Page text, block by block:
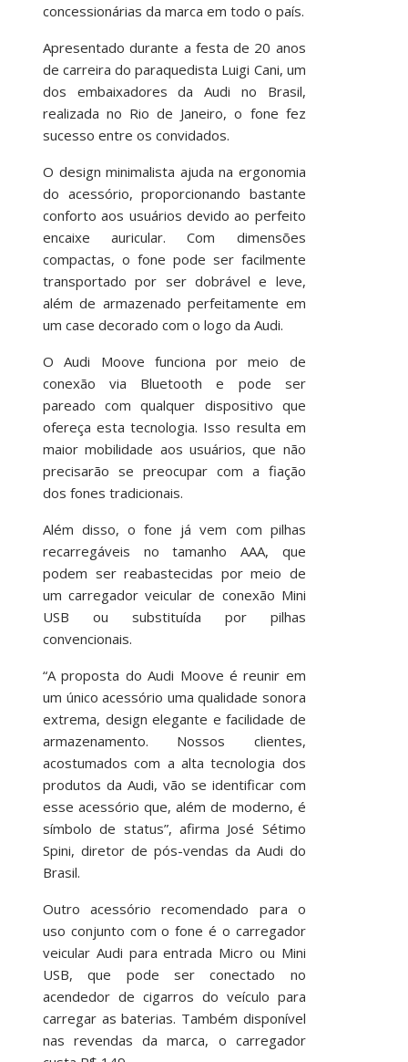
concessionárias da marca em todo o país.
Apresentado durante a festa de 20 anos
de carreira do paraquedista Luigi Cani, um
dos embaixadores da Audi no Brasil,
realizada no Rio de Janeiro, o fone fez
sucesso entre os convidados.
O design minimalista ajuda na ergonomia
do acessório, proporcionando bastante
conforto aos usuários devido ao perfeito
encaixe auricular. Com dimensões
compactas, o fone pode ser facilmente
transportado por ser dobrável e leve,
além de armazenado perfeitamente em
um case decorado com o logo da Audi.
O Audi Moove funciona por meio de
conexão via Bluetooth e pode ser
pareado com qualquer dispositivo que
ofereça esta tecnologia. Isso resulta em
maior mobilidade aos usuários, que não
precisarão se preocupar com a fiação
dos fones tradicionais.
Além disso, o fone já vem com pilhas
recarregáveis no tamanho AAA, que
podem ser reabastecidas por meio de
um carregador veicular de conexão Mini
USB ou substituída por pilhas
convencionais.
“A proposta do Audi Moove é reunir em
um único acessório uma qualidade sonora
extrema, design elegante e facilidade de
armazenamento. Nossos clientes,
acostumados com a alta tecnologia dos
produtos da Audi, vão se identificar com
esse acessório que, além de moderno, é
símbolo de status”, afirma José Sétimo
Spini, diretor de pós-vendas da Audi do
Brasil.
Outro acessório recomendado para o
uso conjunto com o fone é o carregador
veicular Audi para entrada Micro ou Mini
USB, que pode ser conectado no
acendedor de cigarros do veículo para
carregar as baterias. Também disponível
nas revendas da marca, o carregador